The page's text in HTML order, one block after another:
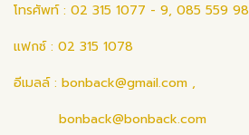
โทรศัพท์ : 02 315 1077 - 9, 085 559
แฟกซ์ : 02 315 1078
อีเมลล์ : bonback@gmail.com ,
bonback@bonback.com